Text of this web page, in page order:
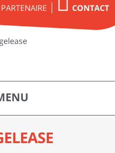
PARTENAIRE CONTACT